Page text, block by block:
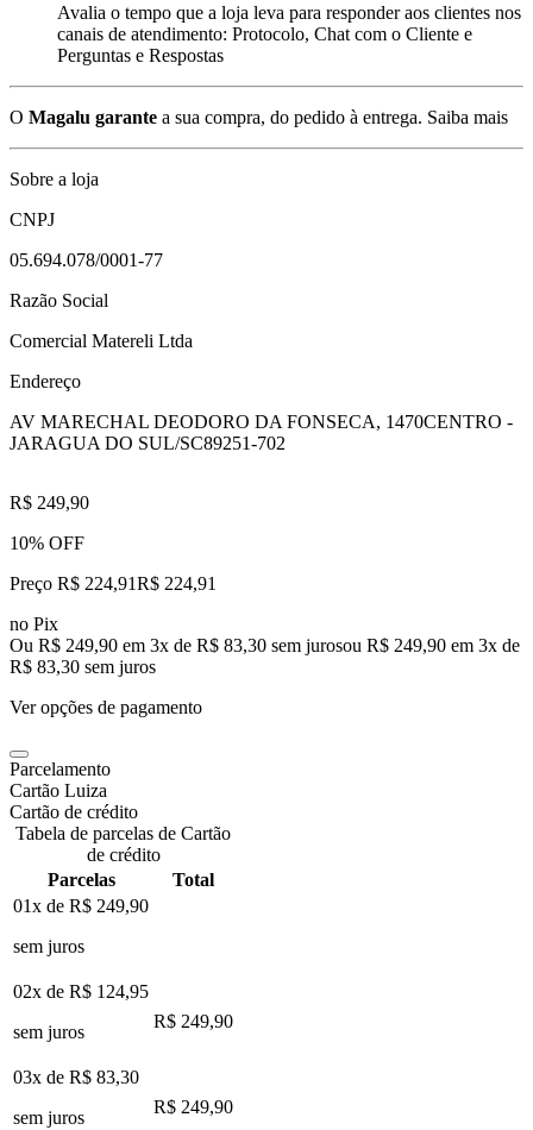
Avalia o tempo que a loja leva para responder aos clientes nos
canais de atendimento: Protocolo, Chat com o Cliente e
Perguntas e Respostas
O Magalu garante a sua compra, do pedido à entrega. Saiba mais
Sobre a loja
CNPJ
05.694.078/0001-77
Razão Social
Comercial Matereli Ltda
Endereço
AV MARECHAL DEODORO DA FONSECA, 1470CENTRO -
JARAGUA DO SUL/SC89251-702
R$ 249,90
10% OFF
Preço R$ 224,91R$ 224,91
no Pix
Ou R$ 249,90 em 3x de R$ 83,30 sem jurosou R$ 249,90 em 3x de
R$ 83,30 sem juros
Ver opções de pagamento
Parcelamento
Cartão Luiza
Cartão de crédito
Tabela de parcelas de Cartão
de crédito
Parcelas
Total
01x de R$ 249,90
sem juros
02x de R$ 124,95
sem juros
R$ 249,90
03x de R$ 83,30
sem juros
R$ 249,90